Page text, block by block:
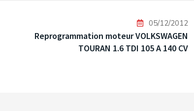
05/12/2012
Reprogrammation moteur VOLKSWAGEN
TOURAN 1.6 TDI 105 A 140 CV